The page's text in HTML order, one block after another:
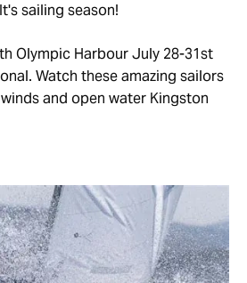
sailing season!
Olympic Harbour July 28-31st
Watch these amazing sailors
and open water Kingston